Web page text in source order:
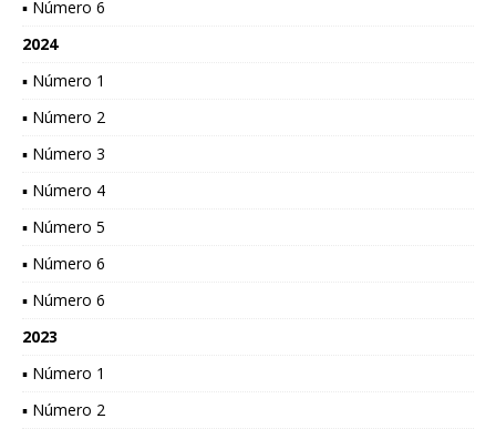
▪ Número 6
2024
▪ Número 1
▪ Número 2
▪ Número 3
▪ Número 4
▪ Número 5
▪ Número 6
▪ Número 6
2023
▪ Número 1
▪ Número 2